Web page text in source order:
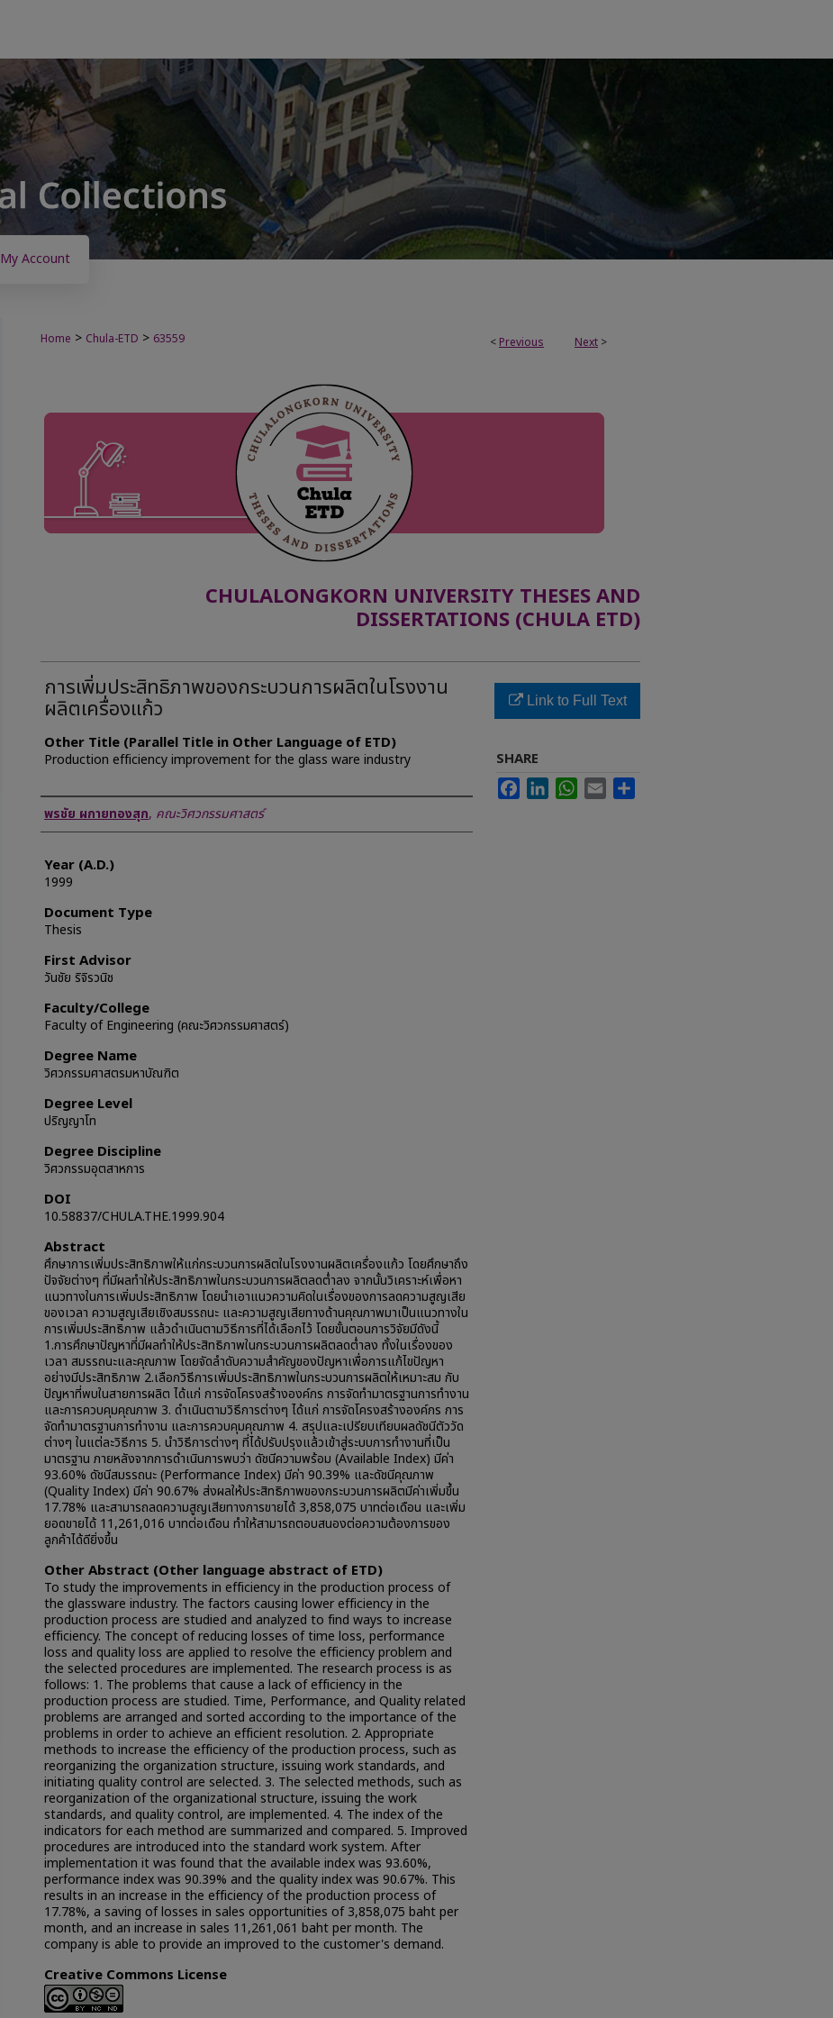
My Account
< Previous Next >
Home > Chula-ETD > 63559
CHULALONGKORN UNIVERSITY THESES AND
DISSERTATIONS (CHULA ETD)
การเพิ่มประสิทธิภาพของกระบวนการผลิตในโรงงาน
ผลิตเครื่องแก้ว
Other Title (Parallel Title in Other Language of ETD)
Production efficiency improvement for the glass ware industry
Author
พรชัย ผกายทองสุก, คณะวิศวกรรมศาสตร์
Year (A.D.)
1999
Document Type
Thesis
First Advisor
วันชัย ริจิรวนิช
Faculty/College
Faculty of Engineering (คณะวิศวกรรมศาสตร์)
Degree Name
วิศวกรรมศาสตรมหาบัณฑิต
Degree Level
ปริญญาโท
Degree Discipline
วิศวกรรมอุตสาหการ
DOI
10.58837/CHULA.THE.1999.904
Abstract
ศึกษาการเพิ่มประสิทธิภาพให้แก่กระบวนการผลิตในโรงงานผลิตเครื่องแก้ว โดยศึกษาถึง
ปัจจัยต่างๆ ที่มีผลทำให้ประสิทธิภาพในกระบวนการผลิตลดต่ำลง จากนั้นวิเคราะห์เพื่อหา
แนวทางในการเพิ่มประสิทธิภาพ โดยนำเอาแนวความคิดในเรื่องของการลดความสูญเสีย
ของเวลา ความสูญเสียเชิงสมรรถนะ และความสูญเสียทางด้านคุณภาพมาเป็นแนวทางใน
การเพิ่มประสิทธิภาพ แล้วดำเนินตามวิธีการที่ได้เลือกไว้ โดยขั้นตอนการวิจัยมีดังนี้
1.การศึกษาปัญหาที่มีผลทำให้ประสิทธิภาพในกระบวนการผลิตลดต่ำลง ทั้งในเรื่องของ
เวลา สมรรถนะและคุณภาพ โดยจัดลำดับความสำคัญของปัญหาเพื่อการแก้ไขปัญหา
อย่างมีประสิทธิภาพ 2.เลือกวิธีการเพิ่มประสิทธิภาพในกระบวนการผลิตให้เหมาะสม กับ
ปัญหาที่พบในสายการผลิต ได้แก่ การจัดโครงสร้างองค์กร การจัดทำมาตรฐานการทำงาน
และการควบคุมคุณภาพ 3. ดำเนินตามวิธีการต่างๆ ได้แก่ การจัดโครงสร้างองค์กร การ
จัดทำมาตรฐานการทำงาน และการควบคุมคุณภาพ 4. สรุปและเปรียบเทียบผลดัชนีตัววัด
ต่างๆ ในแต่ละวิธีการ 5. นำวิธีการต่างๆ ที่ได้ปรับปรุงแล้วเข้าสู่ระบบการทำงานที่เป็น
มาตรฐาน ภายหลังจากการดำเนินการพบว่า ดัชนีความพร้อม (Available Index) มีค่า
93.60% ดัชนีสมรรถนะ (Performance Index) มีค่า 90.39% และดัชนีคุณภาพ
(Quality Index) มีค่า 90.67% ส่งผลให้ประสิทธิภาพของกระบวนการผลิตมีค่าเพิ่มขึ้น
17.78% และสามารถลดความสูญเสียทางการขายได้ 3,858,075 บาทต่อเดือน และเพิ่ม
ยอดขายได้ 11,261,016 บาทต่อเดือน ทำให้สามารถตอบสนองต่อความต้องการของ
ลูกค้าได้ดียิ่งขึ้น
Other Abstract (Other language abstract of ETD)
To study the improvements in efficiency in the production process of
the glassware industry. The factors causing lower efficiency in the
production process are studied and analyzed to find ways to increase
efficiency. The concept of reducing losses of time loss, performance
loss and quality loss are applied to resolve the efficiency problem and
the selected procedures are implemented. The research process is as
follows: 1. The problems that cause a lack of efficiency in the
production process are studied. Time, Performance, and Quality related
problems are arranged and sorted according to the importance of the
problems in order to achieve an efficient resolution. 2. Appropriate
methods to increase the efficiency of the production process, such as
reorganizing the organization structure, issuing work standards, and
initiating quality control are selected. 3. The selected methods, such as
reorganization of the organizational structure, issuing the work
standards, and quality control, are implemented. 4. The index of the
indicators for each method are summarized and compared. 5. Improved
procedures are introduced into the standard work system. After
implementation it was found that the available index was 93.60%,
performance index was 90.39% and the quality index was 90.67%. This
results in an increase in the efficiency of the production process of
17.78%, a saving of losses in sales opportunities of 3,858,075 baht per
month, and an increase in sales 11,261,061 baht per month. The
company is able to provide an improved to the customer's demand.
Creative Commons License
Link to Full Text
SHARE
FacebookLinkedInWhatsApp
Email